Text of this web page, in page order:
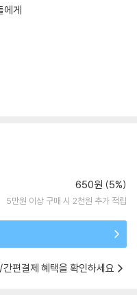
에게
650원 (5%)
5만원 이상 구매 시 2천원 추가 적립
편결제 혜택을 확인하세요